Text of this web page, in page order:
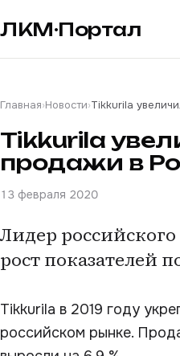
ЛКМ·Портал
Главная›Новости›Tikkurila
Tikkurila
продажи в
13 февраля 2020
Лидер
рост показателей
Tikkurila в 2019 году
российском рынке.